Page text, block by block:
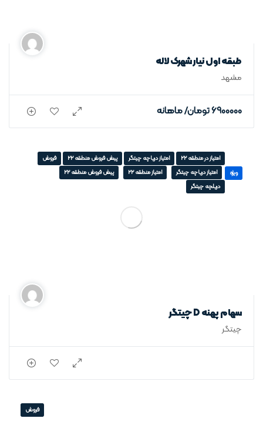
طبقه اول نیار شهرک لاله
مشهد
6900000تومان/ ماهانه
ویژه
امتیاز در منطقه 22 امتیاز دریاچه چیتگر پیش فروش منطقه 22
فروش
امتیاز دریاچه چیتگر
امتیاز منطقه 22
پیش فروش منطقه 22
دریلچه چیتگر
سهام پهنه D چیتگر
چیتگر
فروش